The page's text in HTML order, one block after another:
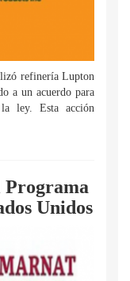
refinería Lupton
a un acuerdo para
ley. Esta acción
Programa
Unidos